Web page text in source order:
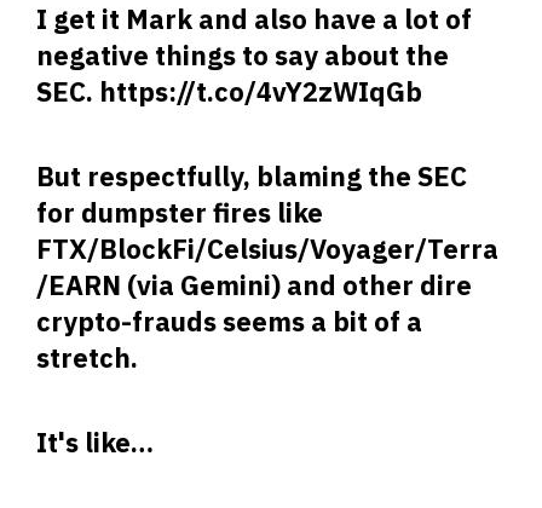
I get it Mark and also have a lot of
negative things to say about the
SEC. https://t.co/4vY2zWIqGb
But respectfully, blaming the SEC
for dumpster fires like
FTX/BlockFi/Celsius/Voyager/Terra
/EARN (via Gemini) and other dire
crypto-frauds seems a bit of a
stretch.
It's like…